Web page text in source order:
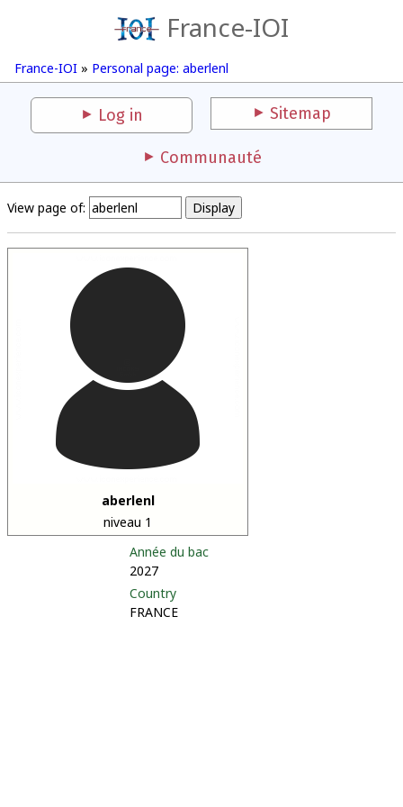
France-IOI
France-IOI » Personal page: aberlenl
Log in Sitemap
Communauté
View page of:
aberlenl
niveau 1
Année du bac
2027
Country
FRANCE